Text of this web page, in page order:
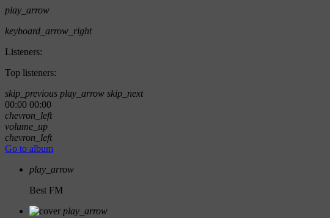
play_arrow
keyboard_arrow_right
Listeners:
Top listeners:
skip_previous play_arrow skip_next
00:00 00:00
chevron_left
volume_up
chevron_left
Go to album
play_arrow
Best FM
play_arrow